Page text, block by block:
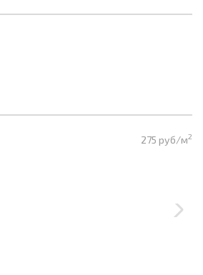
275 руб/м2